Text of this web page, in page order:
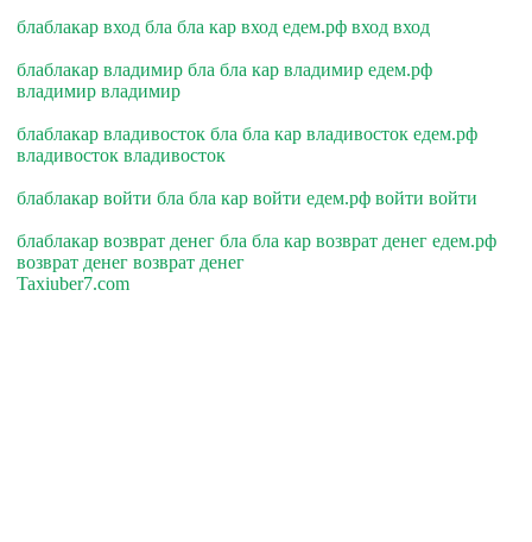
блаблакар вход бла бла кар вход едем.рф вход вход
блаблакар владимир бла бла кар владимир едем.рф
владимир владимир
блаблакар владивосток бла бла кар владивосток едем.рф
владивосток владивосток
блаблакар войти бла бла кар войти едем.рф войти войти
блаблакар возврат денег бла бла кар возврат денег едем.рф
возврат денег возврат денег
Taxiuber7.com